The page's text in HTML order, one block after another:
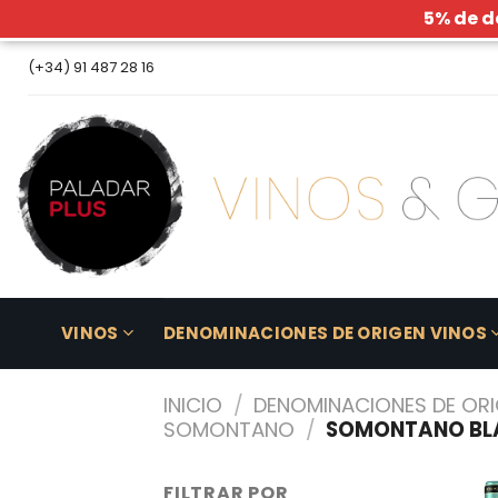
Skip
(+34) 91 487 28 16
VINOS DENOMINACIONES DE ORIGEN VINOS
INICIO / DENOMINACIONES DE
SOMONTANO / SOMONTANO
FILTRAR POR
5% de